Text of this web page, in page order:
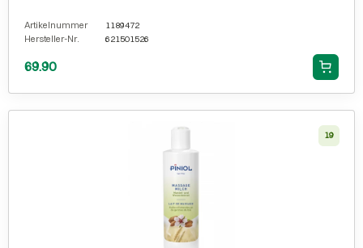
Artikelnummer
1189472
Hersteller-Nr.
621501526
69.90
19